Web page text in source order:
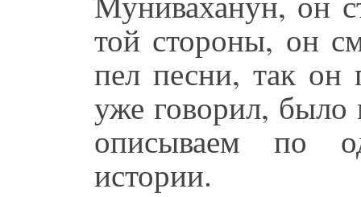
той стороны, он
пел песни, так он
уже говорил,
описываем по
истории.